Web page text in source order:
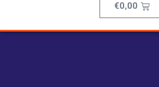
€0,00